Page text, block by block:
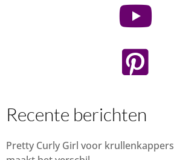
Recente berichten
Pretty Curly Girl voor